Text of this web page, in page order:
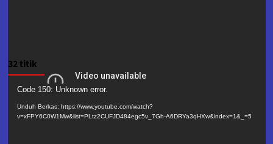
32 titik
Pemutar
Video
Code 150: Unknown error.
Unduh Berkas: https://www.youtube.com/watch?
v=xFPY6C0W1Mw&list=PLtz2CUFJD484egc5v_7Gh-A6DRYa3qHXw&index=1&_=5